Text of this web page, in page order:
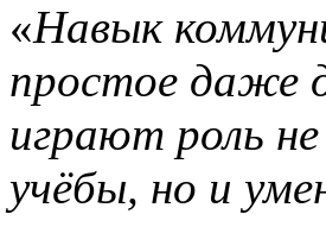
«Навык
простое даже
играют роль
учёбы, но и